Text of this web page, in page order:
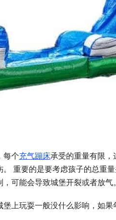
每个充气蹦床承受的重量有限
。 重要的是要考虑孩子的总重
，可能会导致城堡开裂或者放气
堡上玩耍一般没什么影响，如